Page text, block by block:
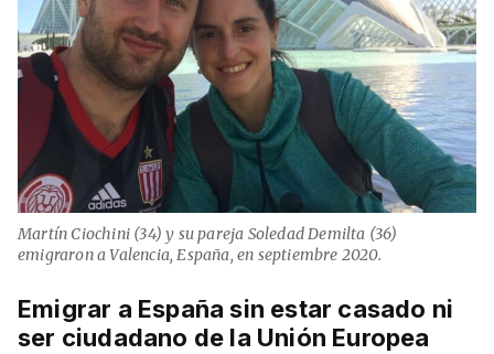
Martín Ciochini (34) y su pareja Soledad Demilta (36)
emigraron a Valencia, España, en septiembre 2020.
Emigrar a España sin estar casado ni
ser ciudadano de la Unión Europea